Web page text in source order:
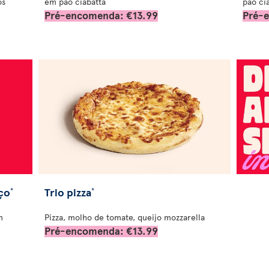
Pré-encomenda: €13.99 Pré-
* Trio pizza*
Pizza, molho de tomate, queijo mozzarella
Pré-encomenda: €13.99